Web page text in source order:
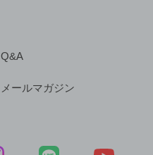
Q&A
メールマガジン